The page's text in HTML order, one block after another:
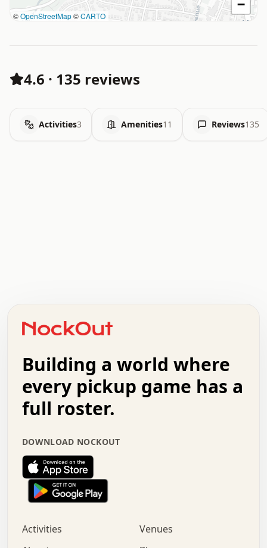
©OpenStreetMap©CARTO
−
4.6 · 135 reviews
Activities3 Amenities11 Reviews135
+   .   .   .   .   .   .   .   .   .   +   .   .
.   .   .   .   .   .   .   .   .   .   .   :   .
.   .   .   .   +   .   .   .   .   .   .   .   +
.   :   .   .   .   .   .   .   .   .   o   .   .
.   .   x   .   .   .   .   .   .   :   .   .   o
.   .   .   .   :   .   .   .   .   o   .   .   .
.   .   .   .   .   .   .   :   .   .   .   .   .
.   .   .   .   .   .   .   +   .   .   x   .   .
.   .   .   .   .   :   +   .   .   .   .   .   o
.   .   .   .   .   .   .   .   .   .   .   .   .
.   .   :   o   .   .   .   .   .   .   .   +   .
.   o   .   .   .   .   x   .   .   .   .   .   .
+   .   o   .   .   .   .   o   .   .   .   .
Building a world where
every pickup game has a
full roster.
DOWNLOAD NOCKOUT
Activities
Venues